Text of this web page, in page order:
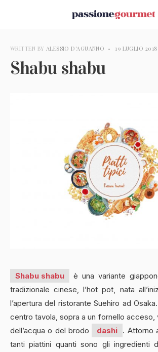
WRITTEN BY ALESSIO D'AGUANNO • 19 LUGLIO 2018
Shabu shabu
Shabu shabu
è una variante
tradizionale cinese, l’hot pot, nata
l’apertura del ristorante Suehiro ad
centro tavola, sopra a un fornello acceso,
dell’acqua o del brodo
dashi . Attorno
tanti piattini quanti sono gli ingredienti